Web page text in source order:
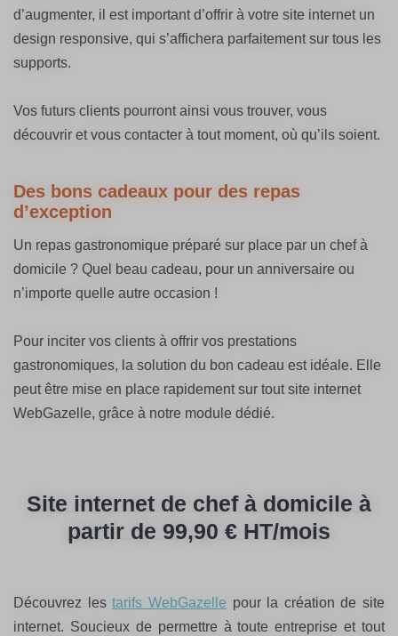
d’augmenter, il est important d’offrir à votre site internet un
design responsive, qui s’affichera parfaitement sur tous les
supports.
Vos futurs clients pourront ainsi vous trouver, vous
découvrir et vous contacter à tout moment, où qu’ils soient.
Des bons cadeaux pour des repas
d’exception
Un repas gastronomique préparé sur place par un chef à
domicile ? Quel beau cadeau, pour un anniversaire ou
n’importe quelle autre occasion !
Pour inciter vos clients à offrir vos prestations
gastronomiques, la solution du bon cadeau est idéale. Elle
peut être mise en place rapidement sur tout site internet
WebGazelle, grâce à notre module dédié.
Site internet de chef à domicile à
partir de 99,90 € HT/mois
Découvrez lestarifs WebGazelle pour la création de site
internet. Soucieux de permettre à toute entreprise et tout